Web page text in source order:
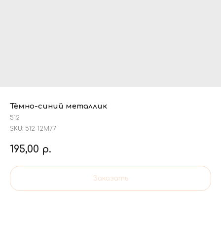
Тёмно-синий металлик
512
SKU: 512-12М77
195,00 р.
Заказать